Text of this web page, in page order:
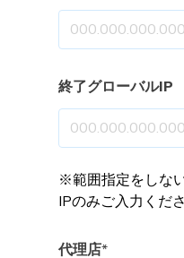
終了グローバルIP
※範囲指定をしな
IPのみご入力くだ
代理店*